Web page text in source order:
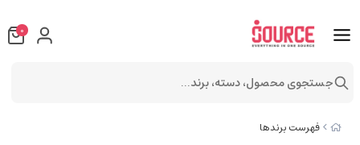
فهرست برندها
0
جستجوی محصول، دسته، برند...